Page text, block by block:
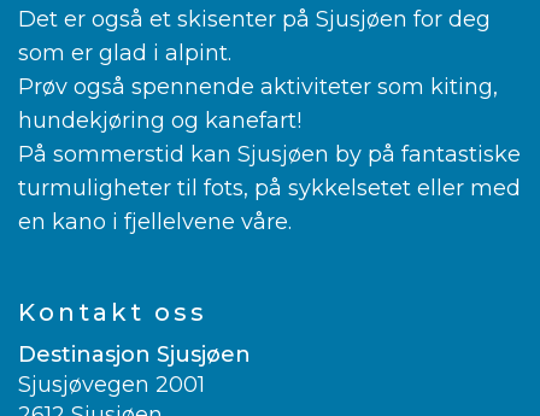
Det er også et skisenter på Sjusjøen for deg
som er glad i alpint.
Prøv også spennende aktiviteter som kiting,
hundekjøring og kanefart!
På sommerstid kan Sjusjøen by på fantastiske
turmuligheter til fots, på sykkelsetet eller med
en kano i fjellelvene våre.
Kontakt oss
Destinasjon Sjusjøen
Sjusjøvegen 2001